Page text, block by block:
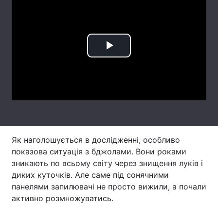
Тема оформлення
Play
Як наголошується в дослідженні, особливо
показова ситуація з бджолами. Вони роками
зникають по всьому світу через знищення луків і
диких куточків. Але саме під сонячними
панелями запилювачі не просто вижили, а почали
активно розмножуватись.